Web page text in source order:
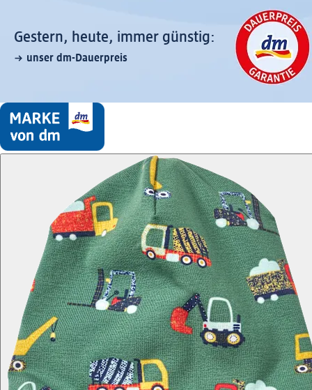
Gestern, heute, immer günstig:
unser dm-Dauerpreis